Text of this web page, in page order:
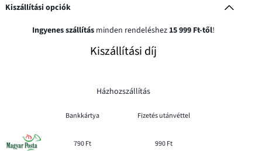
Kiszállítási opciók
Ingyenes szállításminden rendeléshez 15 999 Ft-től!
Kiszállítási díj
Házhozszállítás
Bankkártya Fizetés utánvéttel
790 Ft 990 Ft